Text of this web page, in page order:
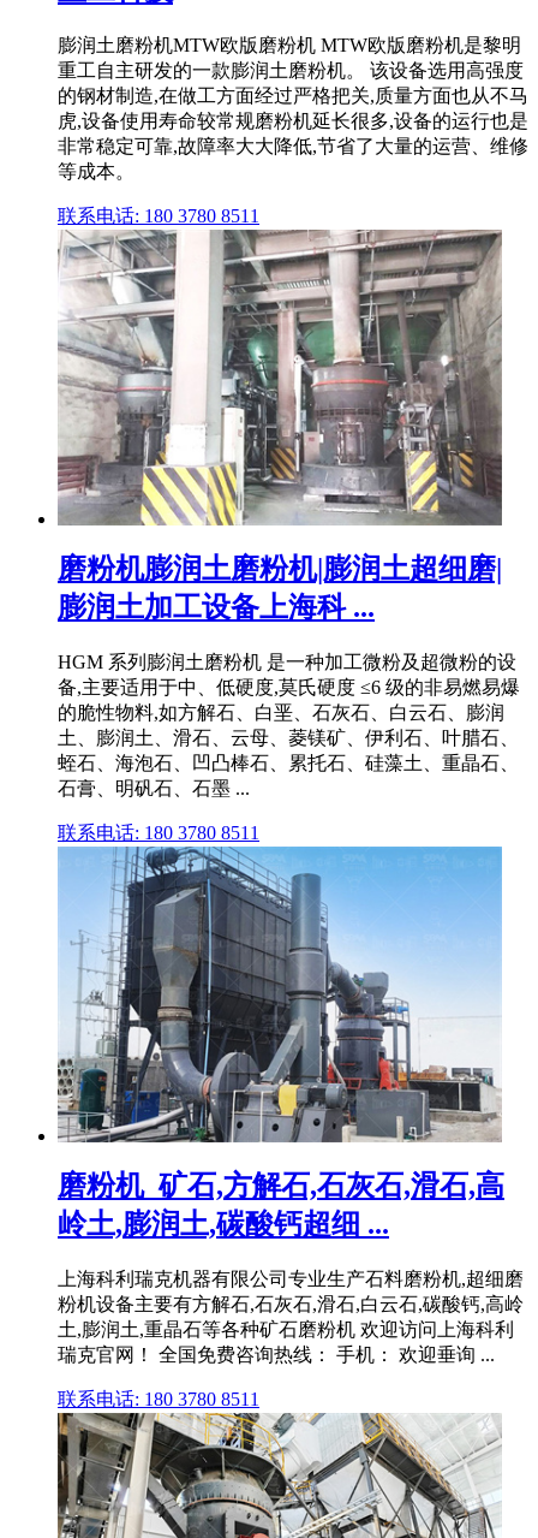
膨润土磨粉机MTW欧版磨粉机 MTW欧版磨粉机是黎明
重工自主研发的一款膨润土磨粉机。 该设备选用高强度
的钢材制造,在做工方面经过严格把关,质量方面也从不马
虎,设备使用寿命较常规磨粉机延长很多,设备的运行也是
非常稳定可靠,故障率大大降低,节省了大量的运营、维修
等成本。
联系电话: 180 3780 8511
磨粉机膨润土磨粉机|膨润土超细磨|
膨润土加工设备上海科 ...
HGM 系列膨润土磨粉机 是一种加工微粉及超微粉的设
备,主要适用于中、低硬度,莫氏硬度 ≤6 级的非易燃易爆
的脆性物料,如方解石、白垩、石灰石、白云石、膨润
土、膨润土、滑石、云母、菱镁矿、伊利石、叶腊石、
蛭石、海泡石、凹凸棒石、累托石、硅藻土、重晶石、
石膏、明矾石、石墨 ...
联系电话: 180 3780 8511
磨粉机_矿石,方解石,石灰石,滑石,高
岭土,膨润土,碳酸钙超细 ...
上海科利瑞克机器有限公司专业生产石料磨粉机,超细磨
粉机设备主要有方解石,石灰石,滑石,白云石,碳酸钙,高岭
土,膨润土,重晶石等各种矿石磨粉机 欢迎访问上海科利
瑞克官网！ 全国免费咨询热线： 手机： 欢迎垂询 ...
联系电话: 180 3780 8511